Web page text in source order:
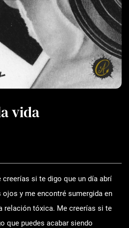
vida
creerías si te digo que un día abrí
ojos y me encontré sumergida en
relación tóxica. Me creerías si te
que puedes acabar siendo